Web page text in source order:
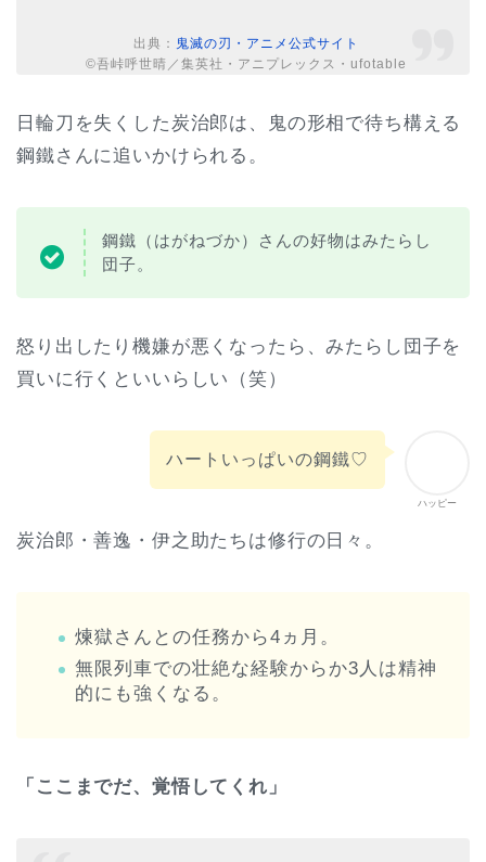
出典： 鬼滅の刃・アニメ公式サイト
©吾峠呼世晴／集英社・アニプレックス・ufotable
日輪刀を失くした炭治郎は、鬼の形相で待ち構える
鋼鐵さんに追いかけられる。
鋼鐵（はがねづか）さんの好物はみたらし
団子。
怒り出したり機嫌が悪くなったら、みたらし団子を
買いに行くといいらしい（笑）
ハッピー
ハートいっぱいの鋼鐵♡
炭治郎・善逸・伊之助たちは修行の日々。
煉獄さんとの任務から4ヵ月。
無限列車での壮絶な経験からか3人は精神
的にも強くなる。
「ここまでだ、覚悟してくれ」